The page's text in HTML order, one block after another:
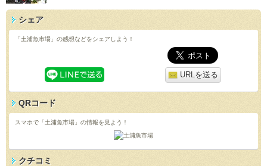
シェア
「土浦魚市場」の感想などをシェアしよう！
URLを送る
QRコード
スマホで「土浦魚市場」の情報を見よう！
クチコミ